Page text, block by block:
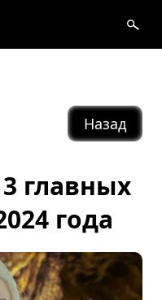
Назад
главных
года